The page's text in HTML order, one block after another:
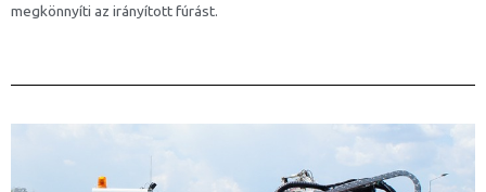
megkönnyíti az irányított fúrást.